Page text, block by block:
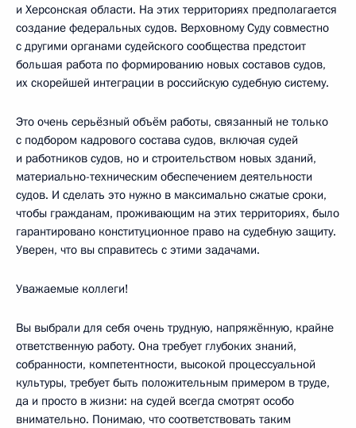
и Херсонская области. На этих территориях предполагается
создание федеральных судов. Верховному Суду совместно
с другими органами судейского сообщества предстоит
большая работа по формированию новых составов судов,
их скорейшей интеграции в российскую судебную систему.
Это очень серьёзный объём работы, связанный не только
с подбором кадрового состава судов, включая судей
и работников судов, но и строительством новых зданий,
материально-техническим обеспечением деятельности
судов. И сделать это нужно в максимально сжатые сроки,
чтобы гражданам, проживающим на этих территориях, было
гарантировано конституционное право на судебную защиту.
Уверен, что вы справитесь с этими задачами.
Уважаемые коллеги!
Вы выбрали для себя очень трудную, напряжённую, крайне
ответственную работу. Она требует глубоких знаний,
собранности, компетентности, высокой процессуальной
культуры, требует быть положительным примером в труде,
да и просто в жизни: на судей всегда смотрят особо
внимательно. Понимаю, что соответствовать таким